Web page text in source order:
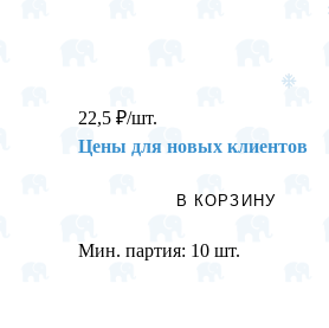
22,5₽/шт.
Цены для новых клиентов
В КОРЗИНУ
Мин. партия: 10 шт.